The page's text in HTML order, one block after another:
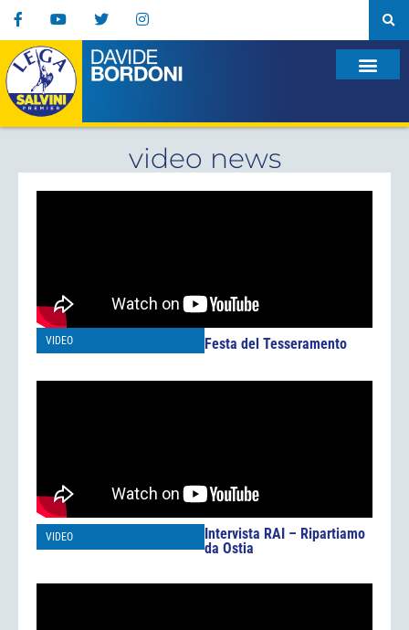
video news
VIDEO Festa del Tesseramento
VIDEO
Intervista RAI – Ripartiamo
da Ostia